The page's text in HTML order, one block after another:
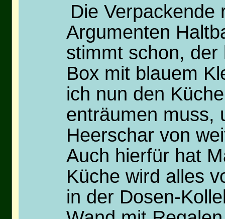
Die Verpackende
Argumenten
stimmt schon, der
Box mit blauem
ich nun den
enträumen muss,
Heerschar von
Auch hierfür hat
Küche wird alles
in der Dosen-